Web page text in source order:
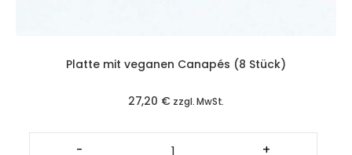
Platte mit veganen Canapés (8 Stück)
27,20 € zzgl. MwSt.
-
Platte
mit +